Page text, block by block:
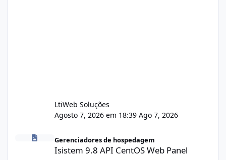
LtiWeb Soluções
Agosto 7, 2026 em 18:39 Ago 7, 2026
Gerenciadores de hospedagem
Isistem 9.8 API CentOS Web Panel